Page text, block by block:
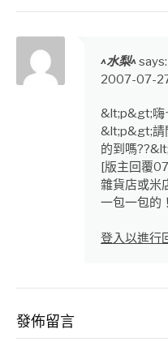
^水梨^says:
2007-07-
&lt;p&gt;
&lt;p&gt;請
的到嗎
[版主回覆
雜貨店或米
一包一包的！
登入以進行
發佈留言